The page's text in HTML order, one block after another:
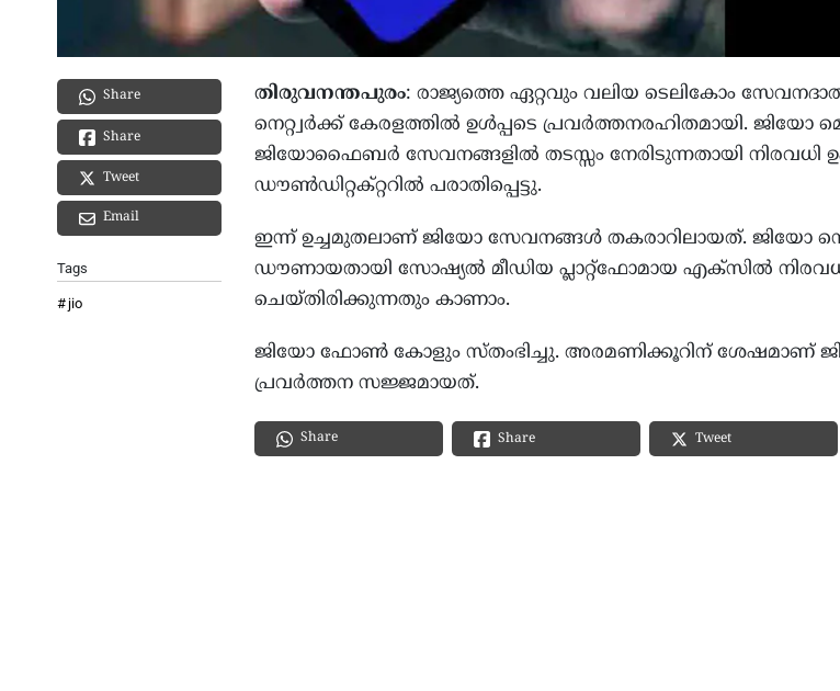
Share
Share
Tweet
Email
Tags
jio
തിരുവനന്തപുരം: രാജ്യത്തെ ഏറ്റവും വലിയ ടെലികോം
നെറ്റ്വര്‍ക്ക് കേരളത്തില്‍ ഉള്‍പ്പടെ പ്രവര്‍ത്തനരഹിതമായി.
ജിയോഫൈബര്‍ സേവനങ്ങളില്‍ തടസ്സം നേരിടുന്നതായി നിരവധി
ഡൗണ്‍ഡിറ്റക്റ്ററില്‍ പരാതിപ്പെട്ടു.
ഇന്ന് ഉച്ചമുതലാണ് ജിയോ സേവനങ്ങള്‍ തകരാറിലായത്. ജിയോ
ഡൗണായതായി സോഷ്യല്‍ മീഡിയ പ്ലാറ്റ്ഫോമായ എക്സില്‍
ചെയ്തിരിക്കുന്നതും കാണാം.
ജിയോ ഫോണ്‍ കോളും സ്തംഭിച്ചു. അരമണിക്കൂറിന് ശേഷമാണ്
പ്രവര്‍ത്തന സജ്ജമായത്.
Share Share Tweet